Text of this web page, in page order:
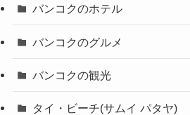
バンコクのホテル
バンコクのグルメ
バンコクの観光
タイ・ビーチ(サムイ パタヤ)